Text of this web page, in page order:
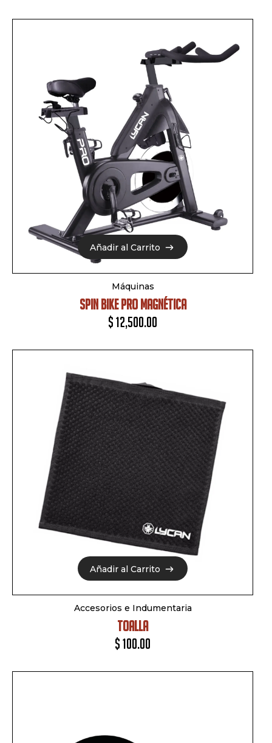
Añadir al Carrito
Añadir al Carrito
Máquinas
SPIN BIKE PRO MAGNÉTICA
$12,500.00
Añadir al Carrito
Añadir al Carrito
Accesorios e Indumentaria
TOALLA
$100.00